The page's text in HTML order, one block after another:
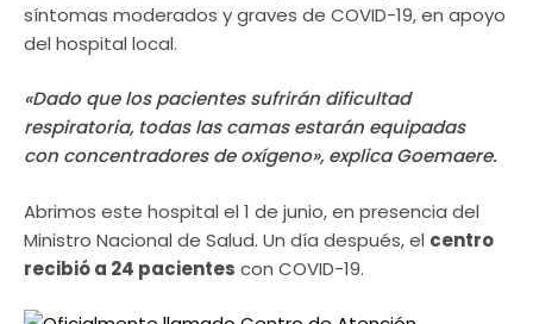
síntomas moderados y graves de COVID-19, en apoyo
del hospital local.
«Dado que los pacientes sufrirán dificultad
respiratoria, todas las camas estarán equipadas
con concentradores de oxígeno», explica Goemaere.
Abrimos este hospital el 1 de junio, en presencia del
Ministro Nacional de Salud. Un día después, el centro
recibió a 24 pacientes con COVID-19.